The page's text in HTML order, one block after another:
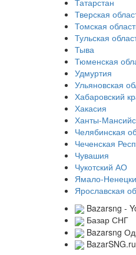
Татарстан
Тверская
Томская
Тульская
Тыва
Тюменская
Удмуртия
Ульяновская
Хабаровский
Хакасия
Ханты-
Челябинская
Чеченская
Чувашия
Чукотский АО
Ямало-
Ярославская
Bazarsng -
Базар СНГ
Bazarsng